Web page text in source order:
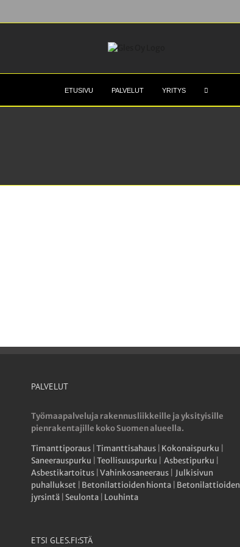
ETUSIVU PALVELUT YRITYS
PALVELUT
Työmaapalveluja rakennusliikkeille ja yksityisille
pienrakentajille koko Suomen alueella.
Timanttiporaus| Timanttisahaus| Kokonaispurku
Saneerauspurku Teollisuuspurku Asbestipurku
Asbestikartoitus| Vahinkosaneeraus| Julkisivun
puhallukset
Betonilattioiden hionta| Betonilattioiden
jyrsintä| Seulonta| Louhinta
ETSI GLES.FI:STÄ